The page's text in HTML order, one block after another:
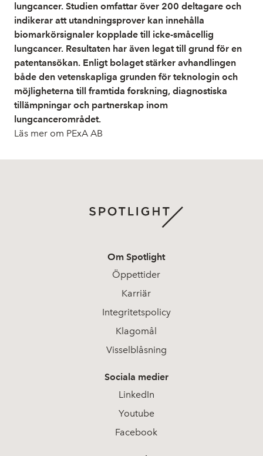
lungcancer. Studien omfattar över 200 deltagare och
indikerar att utandningsprover kan innehålla
biomarkörsignaler kopplade till icke-småcellig
lungcancer. Resultaten har även legat till grund för en
patentansökan. Enligt bolaget stärker avhandlingen
både den vetenskapliga grunden för teknologin och
möjligheterna till framtida forskning, diagnostiska
tillämpningar och partnerskap inom
lungcancerområdet.
Läs mer om PExA AB
Om Spotlight
Öppettider
Karriär
Integritetspolicy
Klagomål
Visselblåsning
Sociala medier
LinkedIn
Youtube
Facebook